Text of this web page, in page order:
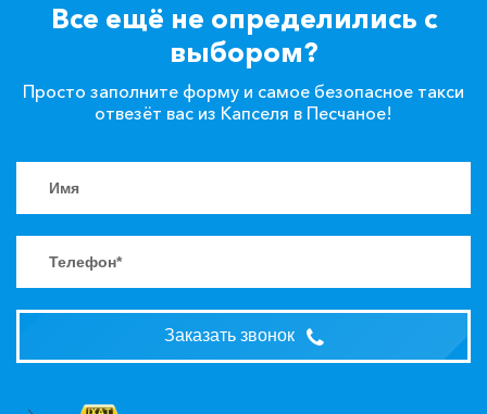
Все ещё не определились с
выбором?
Просто заполните форму и самое безопасное такси
отвезёт вас из Капселя в Песчаное!
Заказать звонок